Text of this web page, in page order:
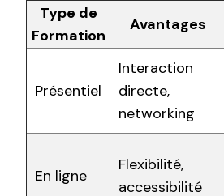
Type de
Formation
Avantages
Présentiel
Interaction
directe,
networking
En ligne
Flexibilité,
accessibilité